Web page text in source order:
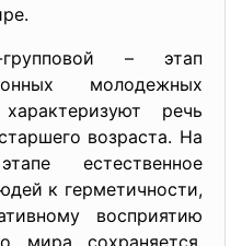
групповой – этап
молодежных
речь
возраста. На
естественное
к герметичности,
восприятию
мира сохраняется,